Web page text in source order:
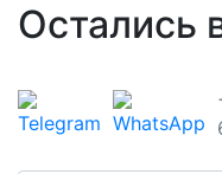
Остались